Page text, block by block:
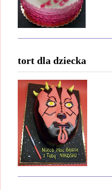
tort dla dziecka